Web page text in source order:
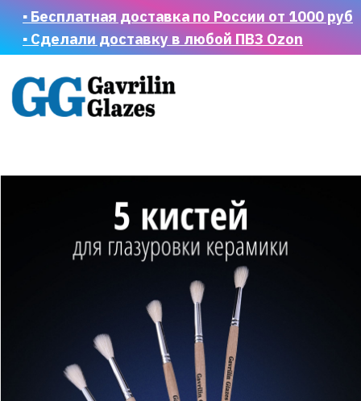
▪ Бесплатная доставка по России от 1000 руб
▪ Сделали доставку в любой ПВЗ Ozon